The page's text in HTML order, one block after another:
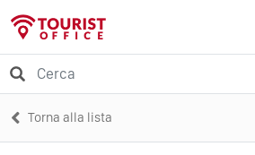
Torna alla lista